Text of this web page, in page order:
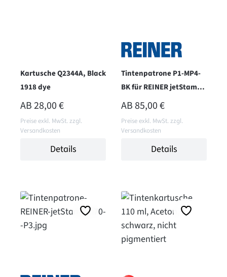
Kartusche Q2344A, Black
1918 dye
REGULÄRER PREIS:
AB28,00 €
Preise exkl. MwSt. zzgl.
Versandkosten
Details
Tintenpatrone P1-MP4-
BK für REINER jetStamp
790MP und 990 - schwarz
REGULÄRER PREIS:
AB85,00 €
Preise exkl. MwSt. zzgl.
Versandkosten
Details